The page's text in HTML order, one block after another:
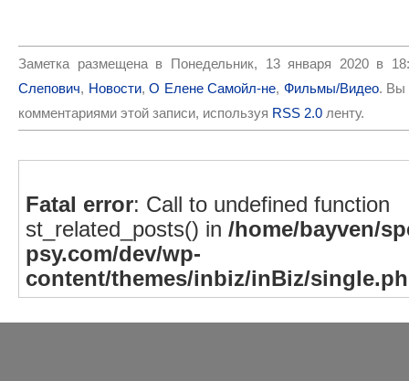
Заметка размещена в Понедельник, 13 января 2020 в
Слепович, Новости,О Елене Самойл-не, Фильмы/Видео. Вы
комментариями этой записи, используя RSS 2.0 ленту.
Fatal error: Call to undefined function
st_related_posts() in /home/bayven/
psy.com/dev/wp-
content/themes/inbiz/inBiz/